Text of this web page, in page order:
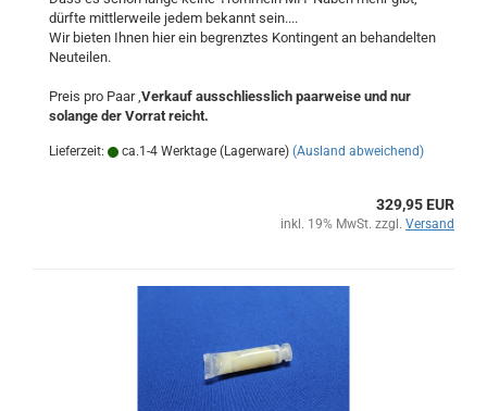
dürfte mittlerweile jedem bekannt sein....
Wir bieten Ihnen hier ein begrenztes Kontingent an behandelten
Neuteilen.
Preis pro Paar ,Verkauf ausschliesslich paarweise und nur
solange der Vorrat reicht.
Lieferzeit: ca.1-4 Werktage (Lagerware) (Ausland abweichend)
329,95 EUR
inkl. 19% MwSt. zzgl. Versand